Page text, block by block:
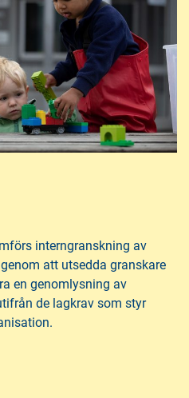
interngranskning av
att utsedda granskare
en genomlysning av
de lagkrav som styr